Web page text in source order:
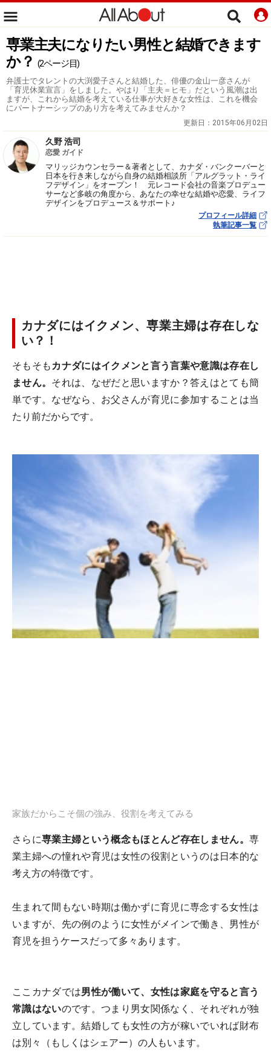
専業主夫になりたい男性と結婚できます
か？ (2ページ目)
弁護士でタレントの大渕愛子さんと結婚した、俳優の金山一彦さんが
「育児休業宣言」をしました。やはり「主夫＝ヒモ」だという風潮は出
ますが、これから結婚を考えている仕事が大好きな女性は、これを機会
にパートナーシップのあり方を考えてみませんか？
更新日： 2015年06月02日
久野 浩司
恋愛 ガイド
マリッジカウンセラー＆著者として、カナダ・バンクーバーと
日本を行き来しながら自身の結婚相談所「アルグラット・ライ
フデザイン」をオープン！ 元レコード会社の音楽プロデュー
サーなど多岐の角度から、あなたの幸せな結婚や恋愛、ライフ
デザインをプロデュース＆サポート♪
プロフィール詳細
執筆記事一覧
カナダにはイクメン、専業主婦は存在しな
い？！
そもそもカナダにはイクメンと言う言葉や意識は存在し
ません。 それは、なぜだと思いますか？答えはとても簡
単です。なぜなら、お父さんが育児に参加することは当
たり前だからです。
家族だからこそ個の強み、役割を考えてみる
さらに専業主婦という概念もほとんど存在しません。 専
業主婦への憧れや育児は女性の役割というのは日本的な
考え方の特徴です。
生まれて間もない時期は働かずに育児に専念する女性は
いますが、先の例のように女性がメインで働き、男性が
育児を担うケースだって多々あります。
ここカナダでは男性が働いて、女性は家庭を守ると言う
常識はないのです。つまり男女関係なく、それぞれが独
立しています。結婚しても女性の方が稼いでいれば財布
は別々（もしくはシェアー）の人もいます。